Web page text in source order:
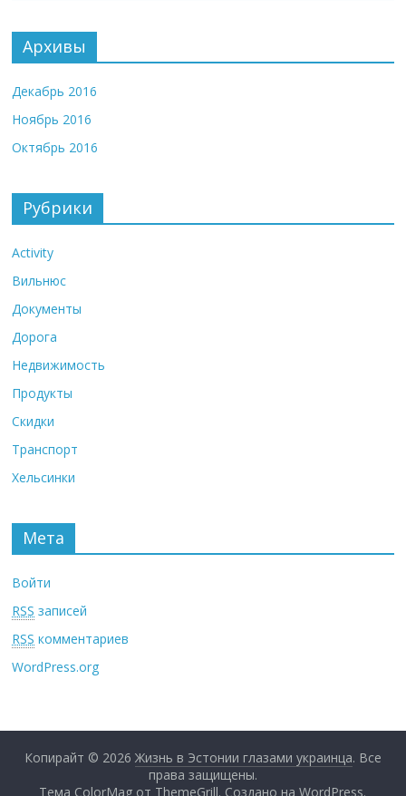
Архивы
Декабрь 2016
Ноябрь 2016
Октябрь 2016
Рубрики
Activity
Вильнюс
Документы
Дорога
Недвижимость
Продукты
Скидки
Транспорт
Хельсинки
Мета
Войти
RSS записей
RSS комментариев
WordPress.org
Копирайт © 2026 Жизнь в Эстонии глазами украинца. Все
права защищены.
Тема ColorMag от ThemeGrill. Создано наWordPress.